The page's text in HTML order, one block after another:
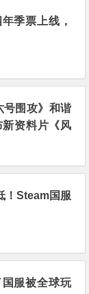
季票上线，
号围攻》和谐
资料片《风
！Steam国服
国服被全球玩